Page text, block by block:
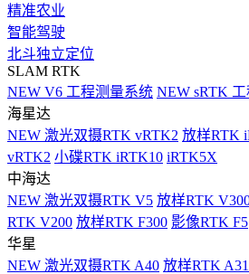
精准农业
智能驾驶
北斗独立定位
SLAM RTK
NEW V6 工程测量系统 NEW sRTK
海星达
NEW 激光双摄RTK vRTK2 放样RTK
vRTK2 小碟RTK iRTK10 iRTK5X
中海达
NEW 激光双摄RTK V5 放样RTK
RTK V200 放样RTK F300 影像RTK F5
华星
NEW 激光双摄RTK A40 放样RTK A31